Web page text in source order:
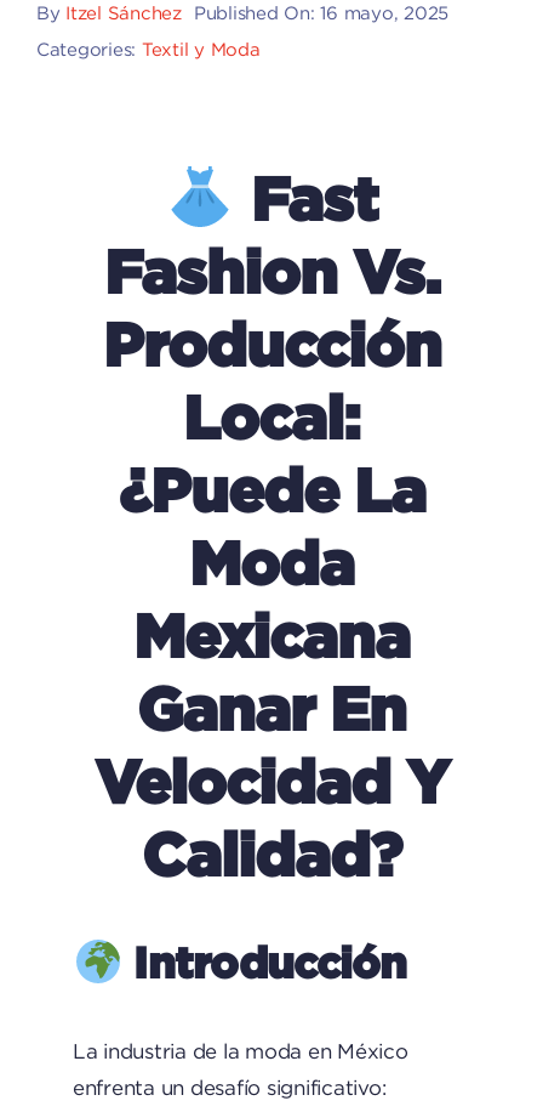
By Itzel Sánchez
Published On: 16 mayo, 2025
Categories: Textil y Moda
Fast
Fashion Vs.
Producción
Local:
¿Puede La
Moda
Mexicana
Ganar En
Velocidad Y
Calidad?
Introducción
La industria de la moda en México
enfrenta un desafío significativo: